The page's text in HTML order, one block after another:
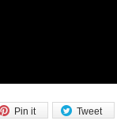
Tweet
Pin it